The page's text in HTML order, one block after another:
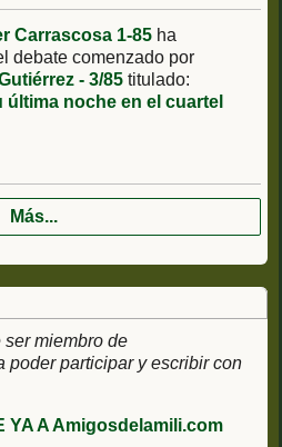
Carrascosa 1-85 ha
debate comenzado por
- 3/85 titulado:
noche en el cuartel
Más...
miembro de
poder participar y escribir con
YA A Amigosdelamili.com